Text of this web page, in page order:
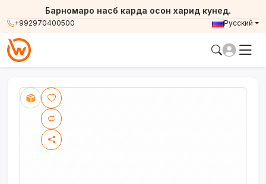
+992970400500
Барномаро насб карда осон харид кунед.
Русский